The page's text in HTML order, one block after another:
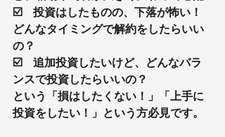
☑️　投資はしたものの、下落が怖い！
どんなタイミングで解約をしたらいい
の？
☑️　追加投資したいけど、どんなバラ
ンスで投資したらいいの？
という「損はしたくない！」「上手に
投資をしたい！」という方必見です。